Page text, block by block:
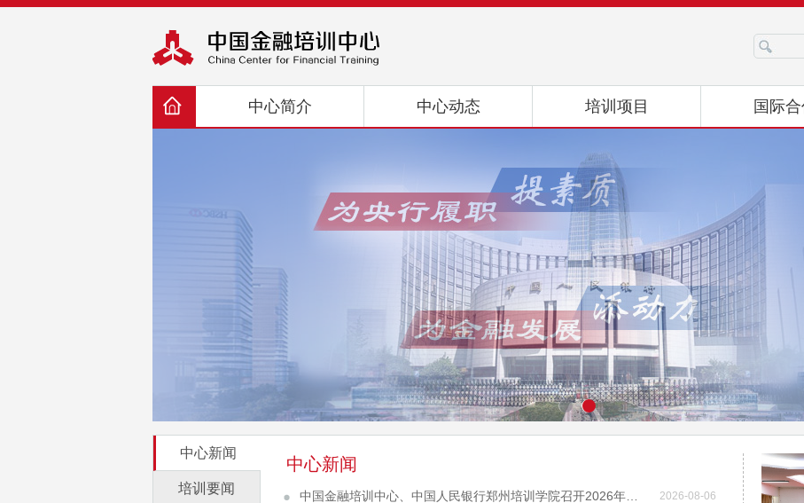
中心新闻
培训要闻
中心新闻
2026-08-06